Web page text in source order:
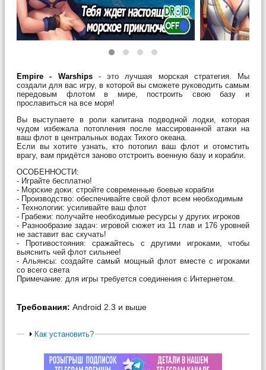
Empire - Warships- это лучшая морская стратегия. Мы
создали для вас игру, в которой вы сможете руководить самым
передовым флотом в мире, построить свою базу и
прославиться на все моря!
Вы выступаете в роли капитана подводной лодки, которая
чудом избежала потопления после массированной атаки на
ваш флот в центральных водах Тихого океана.
Если вы хотите узнать, кто потопил ваш флот и отомстить
врагу, вам придётся заново отстроить военную базу и корабли.
ОСОБЕННОСТИ:
- Играйте бесплатно!
- Морские доки: стройте современные боевые корабли
- Производство: обеспечивайте свой флот всем необходимым
- Технологии: усиливайте ваш флот
- Грабежи: получайте необходимые ресурсы у других игроков
- Разнообразие задач: игровой сюжет из 11 глав и 176 уровней
не заставит вас скучать!
- Противостояния: сражайтесь с другими игроками, чтобы
выяснить чей флот сильнее!
- Альянсы: создайте самый мощный флот вместе с игроками
со всего света
Примечание: для игры требуется соединения с Интернетом.
Требования: Android 2.3 и выше
Как установить?